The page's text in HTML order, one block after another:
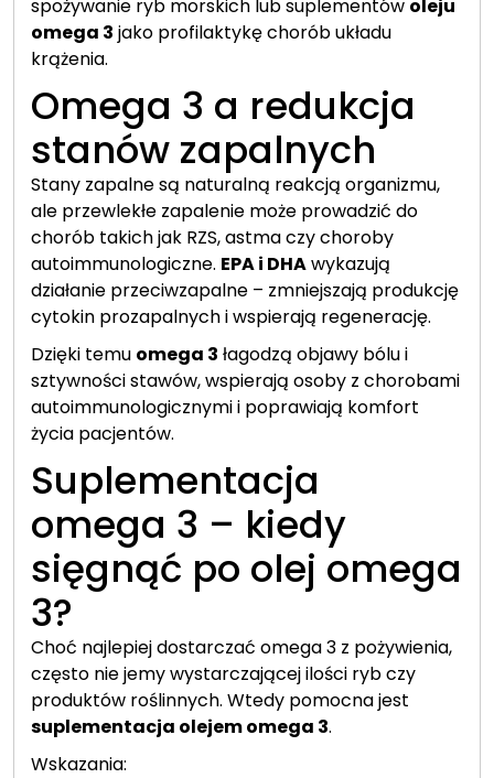
spożywanie ryb morskich lub suplementów oleju
omega 3 jako profilaktykę chorób układu
krążenia.
Omega 3 a redukcja
stanów zapalnych
Stany zapalne są naturalną reakcją organizmu,
ale przewlekłe zapalenie może prowadzić do
chorób takich jak RZS, astma czy choroby
autoimmunologiczne. EPA i DHAwykazują
działanie przeciwzapalne – zmniejszają produkcję
cytokin prozapalnych i wspierają regenerację.
Dzięki temu omega 3 łagodzą objawy bólu i
sztywności stawów, wspierają osoby z chorobami
autoimmunologicznymi i poprawiają komfort
życia pacjentów.
Suplementacja
omega 3 – kiedy
sięgnąć po olej omega
3?
Choć najlepiej dostarczać omega 3 z pożywienia,
często nie jemy wystarczającej ilości ryb czy
produktów roślinnych. Wtedy pomocna jest
suplementacja olejem omega 3.
Wskazania: